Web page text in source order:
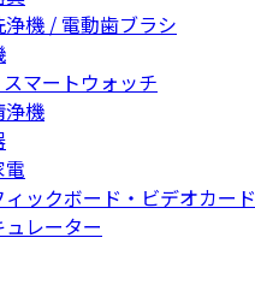
浄機 / 電動歯ブラシ
マートウォッチ
浄機
電
ィックボード・ビデオカード
レーター